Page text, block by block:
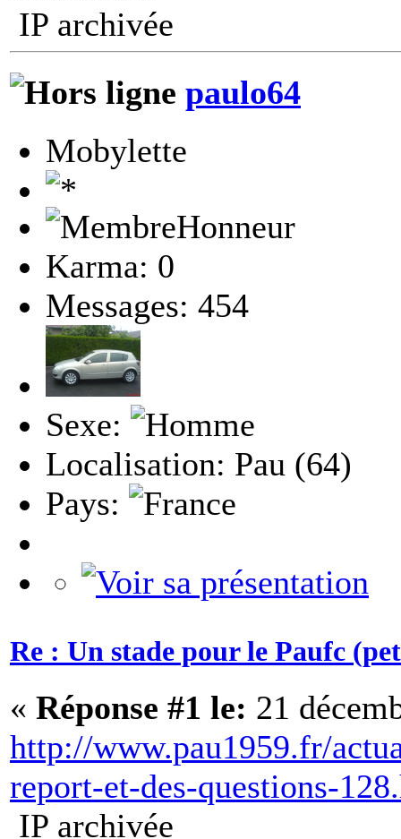
IP archivée
paulo64
Mobylette
Karma: 0
Messages: 454
Sexe:
Localisation: Pau (64)
Pays:
Re : Un stade pour le Paufc
« Réponse #1 le: 21
http://www.pau1959.fr/
report-et-des-questions-
IP archivée